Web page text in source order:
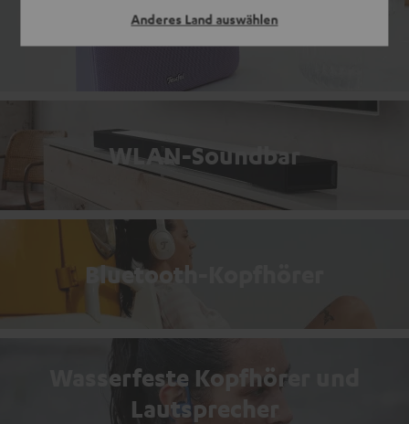
Anderes Land auswählen
Zuhause - Indoor
WLAN-Soundbar
Bluetooth-Kopfhörer
Wasserfeste Kopfhörer und
Lautsprecher